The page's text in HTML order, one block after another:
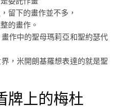
留下的畫作並不多，
的畫作。
作中的聖母瑪莉亞和聖約瑟代
，米開朗基羅想表達的就是聖
牌上的梅杜